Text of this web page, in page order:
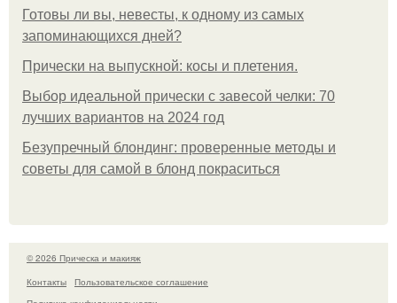
Готовы ли вы, невесты, к одному из самых
запоминающихся дней?
Прически на выпускной: косы и плетения.
Выбор идеальной прически с завесой челки: 70
лучших вариантов на 2024 год
Безупречный блондинг: проверенные методы и
советы для самой в блонд покраситься
© 2026 Прическа и макияж
Контакты
Пользовательское соглашение